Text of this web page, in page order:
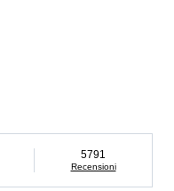
5791
Recensioni